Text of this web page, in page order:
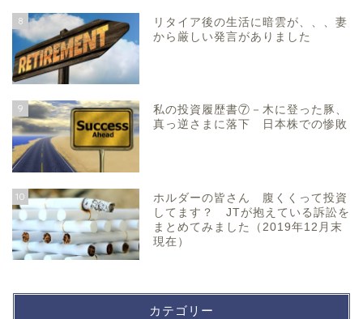
8
リタイア後の生活に暗雲が、、、妻
から厳しい発言がありました
9
私の投資履歴書⑦－木に登った豚、
真っ逆さまに落下 日本株での惨敗
10
ホルダーの皆さん 腹くくって投資
してます？ JTが抱えている訴訟を
まとめてみました（2019年12月末
現在）
カテゴリー